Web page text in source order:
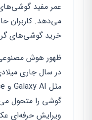
عمر مفید
می‌دهد. کاربران
خرید گوشی‌های
ظهور هوش
در سال جاری
گوشی را متحول
ویرایش حرفه‌ای